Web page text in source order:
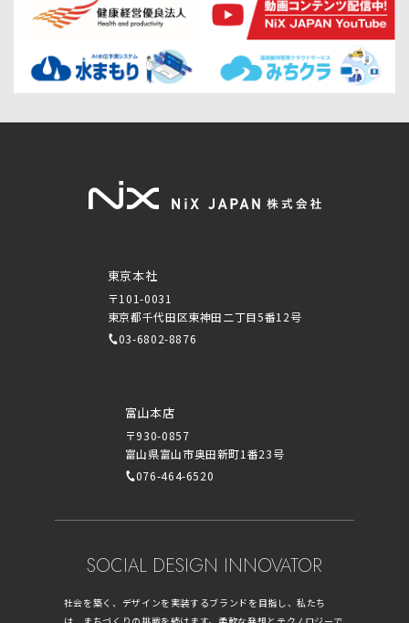
東京本社
〒101-0031
東京都千代田区東神田二丁目5番12号
03-6802-8876
富山本店
〒930-0857
富山県富山市奥田新町1番23号
076-464-6520
SOCIAL DESIGN INNOVATOR
社会を築く、デザインを実装するブランドを目指し、私たち